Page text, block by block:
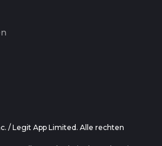
/ Legit App Limited. Alle rechten